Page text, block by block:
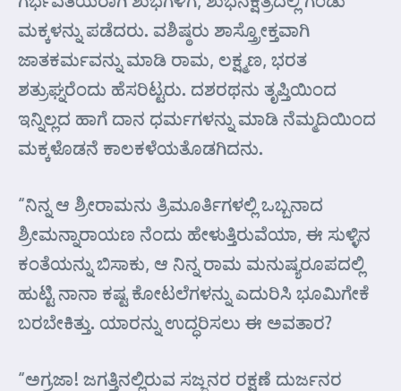
ಮಕ್ಕಳನ್ನು ಪಡೆದರು. ವಶಿಷ್ಠರು ಶಾಸ್ತ್ರೋಕ್ತವಾಗಿ
ಜಾತಕರ್ಮವನ್ನು ಮಾಡಿ ರಾಮ, ಲಕ್ಷ್ಮಣ, ಭರತ
ಶತ್ರುಘ್ನರೆಂದು ಹೆಸರಿಟ್ಟರು. ದಶರಥನು ತೃಪ್ತಿಯಿಂದ
ಇನ್ನಿಲ್ಲದ ಹಾಗೆ ದಾನ ಧರ್ಮಗಳನ್ನು ಮಾಡಿ ನೆಮ್ಮದಿಯಿಂದ
ಮಕ್ಕಳೊಡನೆ ಕಾಲಕಳೆಯತೊಡಗಿದನು.
“ನಿನ್ನ ಆ ಶ್ರೀರಾಮನು ತ್ರಿಮೂರ್ತಿಗಳಲ್ಲಿ ಒಬ್ಬನಾದ
ಶ್ರೀಮನ್ನಾರಾಯಣ ನೆಂದು ಹೇಳುತ್ತಿರುವೆಯಾ, ಈ ಸುಳ್ಳಿನ
ಕಂತೆಯನ್ನು ಬಿಸಾಕು, ಆ ನಿನ್ನ ರಾಮ ಮನುಷ್ಯರೂಪದಲ್ಲಿ
ಹುಟ್ಟಿ ನಾನಾ ಕಷ್ಟ ಕೋಟಲೆಗಳನ್ನು ಎದುರಿಸಿ ಭೂಮಿಗೇಕೆ
ಬರಬೇಕಿತ್ತು. ಯಾರನ್ನು ಉದ್ಧರಿಸಲು ಈ ಅವತಾರ?
“ಅಗ್ರಜಾ! ಜಗತ್ತಿನಲ್ಲಿರುವ ಸಜ್ಜನರ ರಕ್ಷಣೆ ದುರ್ಜನರ